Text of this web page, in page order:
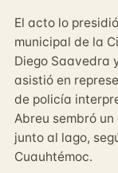
El acto lo
municipal de la
Diego Saavedra
asistió en
de policía
Abreu sembró
junto al lago,
Cuauhtémoc.